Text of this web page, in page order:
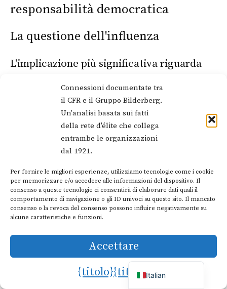
Connessioni documentate tra
il CFR e il Gruppo Bilderberg.
Un'analisi basata sui fatti
della rete d'élite che collega
entrambe le organizzazioni
dal 1921.
Per fornire le migliori esperienze, utilizziamo tecnologie come i cookie
per memorizzare e/o accedere alle informazioni del dispositivo. Il
consenso a queste tecnologie ci consentirà di elaborare dati quali il
comportamento di navigazione o gli ID univoci su questo sito. Il mancato
consenso o la revoca del consenso possono influire negativamente su
alcune caratteristiche e funzioni.
Accettare
{titolo}{titolo}
responsabilità democratica
La questione dell'influenza
L'implicazione più significativa riguarda
l'influenza non attribuibile sulle politiche
pubbliche. Quando i ministri delle finanze
discutono di regolamentazione bancaria al
Bilderberg insieme ai dirigenti che
regolano, in condizioni che impediscono il
controllo pubblico di chi ha sostenuto
quali posizioni, sorgono legittime
questioni di responsabilità.
Un'inchiesta del 2014 del Guardian ha
documentato questa tensione, notando
che i leader delle aziende che partecipano
Italian
English
French
German
Dutch